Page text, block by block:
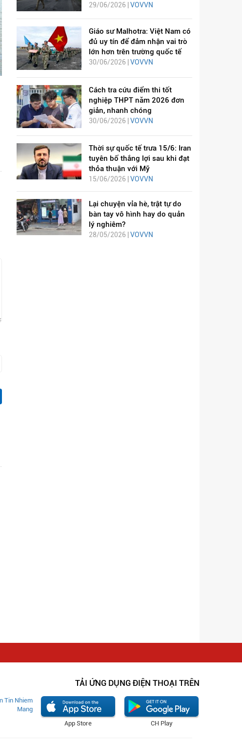
29/06/2026 | VOVVN
Giáo sư Malhotra: Việt Nam có
đủ uy tín để đảm nhận vai trò
lớn hơn trên trường quốc tế
30/06/2026 | VOVVN
Cách tra cứu điểm thi tốt
nghiệp THPT năm 2026 đơn
giản, nhanh chóng
30/06/2026 |VOVVN
Thời sự quốc tế trưa 15/6: Iran
tuyên bố thắng lợi sau khi đạt
thỏa thuận với Mỹ
15/06/2026 | VOVVN
Lại chuyện vỉa hè, trật tự do
bàn tay vô hình hay do quản
lý nghiêm?
28/05/2026 | VOVVN
TẢI ỨNG DỤNG ĐIỆN THOẠI TRÊN
CH Play
App Store